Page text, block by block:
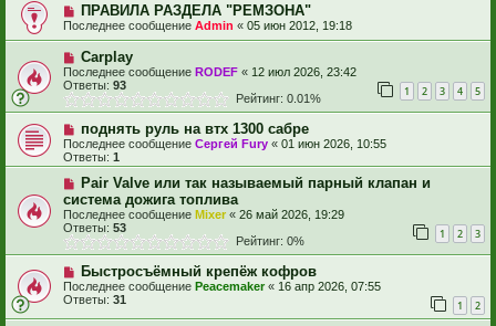
ПРАВИЛА РАЗДЕЛА "РЕМЗОНА"
Последнее сообщение Admin « 05 июн 2012, 19:18
Carplay
Последнее сообщение RODEF « 12 июл 2026, 23:42
Ответы: 93 1 2 3 4 5
Рейтинг: 0.01%
поднять руль на втх 1300 сабре
Последнее сообщение Сергей Fury « 01 июн 2026, 10:55
Ответы: 1
Pair Valve или так называемый парный клапан и
система дожига топлива
Последнее сообщение Mixer « 26 май 2026, 19:29
Ответы: 53 1 2 3
Рейтинг: 0%
Быстросъёмный крепёж кофров
Последнее сообщение Peacemaker« 16 апр 2026, 07:55
Ответы: 31 1 2